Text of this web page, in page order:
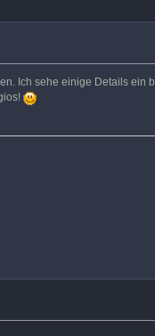
Ich sehe einige Details ein